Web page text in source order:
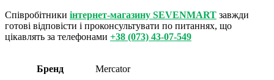
Співробітники інтернет-магазину SEVENMART завжди
готові відповісти і проконсультувати по питаннях, що
цікавлять за телефонами +38 (073) 43-07-549
Бренд Mercator